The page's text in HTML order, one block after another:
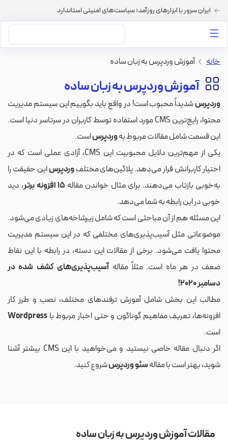
ایران سرور با ابزارهای روزآمد؛ سیاست‌های امنیتی استاندارد
خانه > آموزش وردپرس به زبان ساده
آموزش وردپرس به زبان ساده
وردپرسشدیداً محبوب است! در واقع باید بگوییم این سیستم مدیریت
محتوا، رایج‌ترین CMS مورد استفاده توسط کاربران در سرتاسر دنیا است.
این قسمت شامل مقالات مربوط بهوردپرساست.
یکی از مهم‌ترین دلایل محبوبیت این CMS، آزادی عملی است که در
اختیار کاربرانش قرار می‌دهد. پلاگین‌های مختلفوردپرساین حقیقت را
به‌خوبی بازتاب می‌دهند. برای مثال خواندن مقاله 15 افزونه برتر
، دید
خوبی در این رابطه به شما می‌دهد.
این مسئله هم از آن مباحثی است که شامل زیرشاخه‌های زیادی می‌شود.
موضوعاتی مثل آسیب‌پذیری‌های مختلفی که در این سیستم مدیریت
محتوا یافت می‌شود. برخی از مقالات این دسته، در رابطه با این نقاط
ضعف در هر ماه است. مثلاً مقالهآسیب‌پذیری‌های کشف شده در
دسامبر 2020
!
مطالب این بخش شامل آموزش‌ ترفندهای مختلف، نصب و طرز کار
افزونه‌ها، تعریف مفاهیم گوناگون و حتی اخبار مربوط با Wordpress
است.
اگر دنبال مقاله خاصی نیستید و می‌خواهید با این CMS بیشتر آشنا
شوید، بهتر است با مقالهسئو وردپرسشروع کنید.
مقالات آموزش وردپرس به زبان ساده